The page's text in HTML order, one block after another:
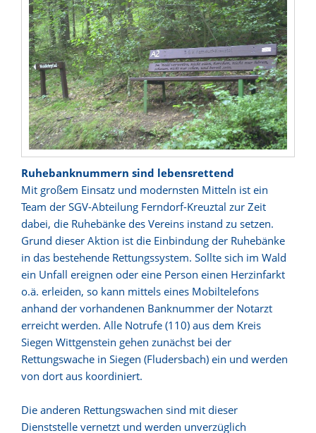
Ruhebanknummern sind lebensrettend
Mit großem Einsatz und modernsten Mitteln ist ein
Team der SGV-Abteilung Ferndorf-Kreuztal zur Zeit
dabei, die Ruhebänke des Vereins instand zu setzen.
Grund dieser Aktion ist die Einbindung der Ruhebänke
in das bestehende Rettungssystem. Sollte sich im Wald
ein Unfall ereignen oder eine Person einen Herzinfarkt
o.ä. erleiden, so kann mittels eines Mobiltelefons
anhand der vorhandenen Banknummer der Notarzt
erreicht werden. Alle Notrufe (110) aus dem Kreis
Siegen Wittgenstein gehen zunächst bei der
Rettungswache in Siegen (Fludersbach) ein und werden
von dort aus koordiniert.
Die anderen Rettungswachen sind mit dieser
Dienststelle vernetzt und werden unverzüglich